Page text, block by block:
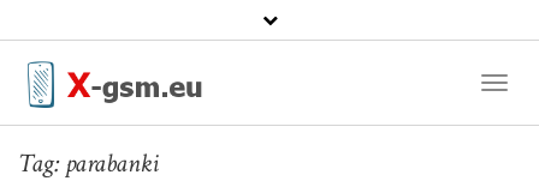
Tag:parabanki